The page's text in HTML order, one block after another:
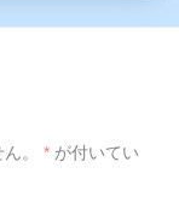
。 * が付いてい